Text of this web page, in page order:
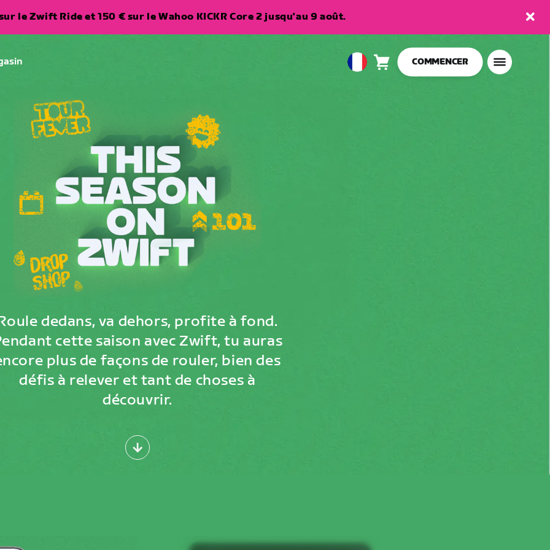
le Zwift Ride et 150 € sur le Wahoo KICKR Core 2 jusqu'au 9 août.
EuropeanPanier 0
COMMENCER
dedans, va dehors, profite à fond.
cette saison avec Zwift, tu auras
plus de façons de rouler, bien des
défis à relever et tant de choses à
découvrir.